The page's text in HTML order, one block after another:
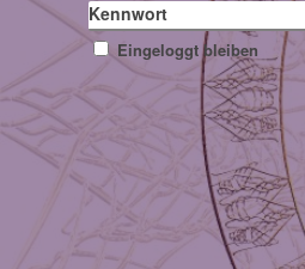
Kennwort
Eingeloggt bleiben